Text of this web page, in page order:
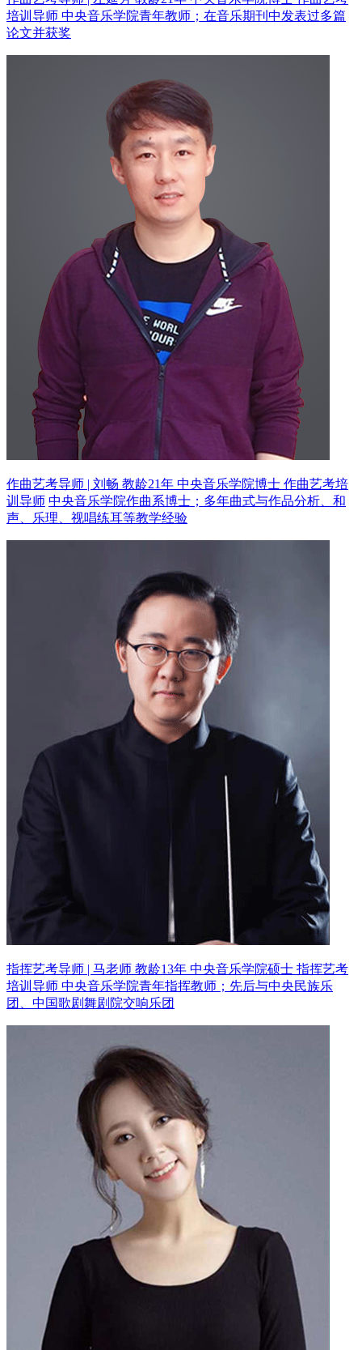
培训导师 中央音乐学院青年教师；在音乐期刊中发表过多篇
论文并获奖
作曲艺考导师 | 刘畅 教龄21年 中央音乐学院博士 作曲艺考培
训导师 中央音乐学院作曲系博士；多年曲式与作品分析、和
声、乐理、视唱练耳等教学经验
指挥艺考导师 | 马老师 教龄13年 中央音乐学院硕士 指挥艺考
培训导师 中央音乐学院青年指挥教师；先后与中央民族乐
团、中国歌剧舞剧院交响乐团